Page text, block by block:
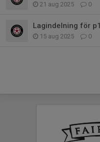
21 aug 2025 0
Lagindelning för
15 aug 2025 0